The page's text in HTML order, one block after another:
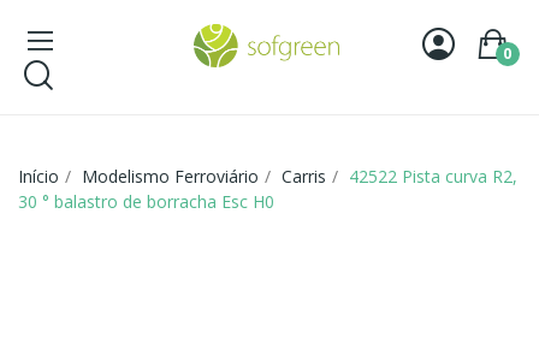
0
Início Modelismo Ferroviário Carris
42522 Pista curva R2,
30 ° balastro de borracha Esc H0